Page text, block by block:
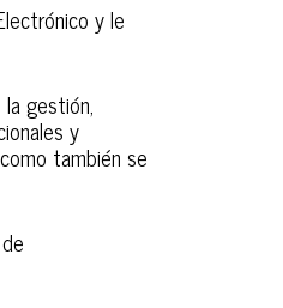
y le
gestión,
y
también se